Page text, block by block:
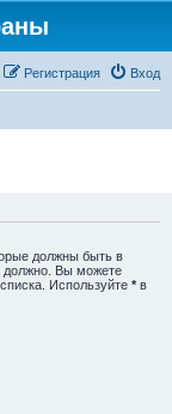
Вход
Регистрация
должны быть в
должно. Вы можете
Используйте * в